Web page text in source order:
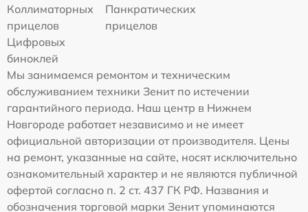
Коллиматорных
прицелов
Панкратических
прицелов
Цифровых
биноклей
Мы занимаемся ремонтом и техническим
обслуживанием техники Зенит по истечении
гарантийного периода. Наш центр в Нижнем
Новгороде работает независимо и не имеет
официальной авторизации от производителя. Цены
на ремонт, указанные на сайте, носят исключительно
ознакомительный характер и не являются публичной
офертой согласно п. 2 ст. 437 ГК РФ. Названия и
обозначения торговой марки Зенит упоминаются